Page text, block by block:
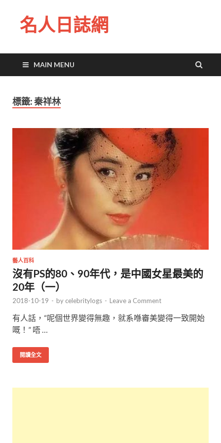
名人日誌網
MAIN MENU
標籤: 秦祥林
藝人百科
沒有PS的80、90年代，是中國女星最美的
20年（一）
2018-10-19 - by celebritylogs - Leave a Comment
有人話，“呢個世界變得無趣，就系喺審美變得一致開始
嘅！” 唔 …
閱讀全文